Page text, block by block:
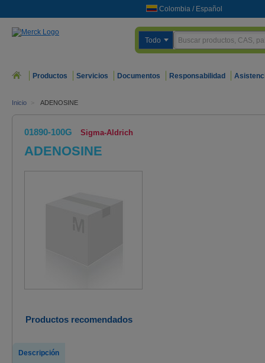
Colombia / Español
Todo
Productos Servicios Documentos Responsabilidad
Inicio > ADENOSINE
01890-100G Sigma-Aldrich
ADENOSINE
Productos recomendados
Descripción